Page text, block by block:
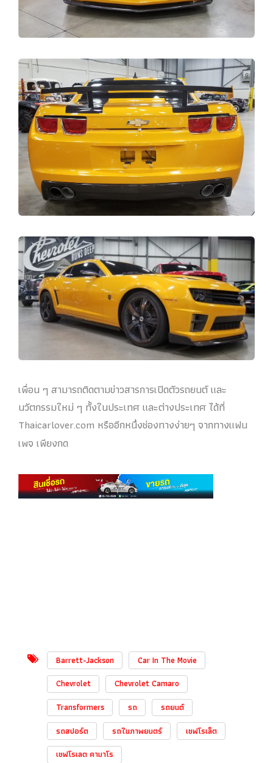
เพื่อน ๆ สามารถติดตามข่าวสารการเปิดตัวรถยนต์ และ
นวัตกรรมใหม่ ๆ ทั้งในประเทศ และต่างประเทศ ได้ที่
Thaicarlover.com หรืออีกหนึ่งช่องทางง่ายๆ จากทางแฟน
เพจ เพียงกด
Barrett-Jackson
Car In The Movie
Chevrolet
Chevrolet Camaro
Transformers
รถ
รถยนต์
รถสปอร์ต
รถในภาพยนตร์
เชฟโรเล็ต
เชฟโรเลต คามาโร